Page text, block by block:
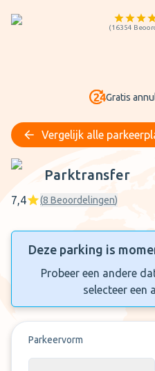
(16354
Gratis
Vergelijk alle
Parktransfer
Parktransfer
7,4 (8 Beoordelingen)
Deze parking is
Probeer een andere
selecteer een
Parkeervorm